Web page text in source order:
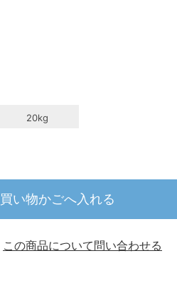
20kg
買い物かごへ入れる
この商品について問い合わせる